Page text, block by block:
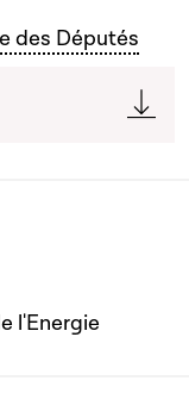
des Députés
l'Energie